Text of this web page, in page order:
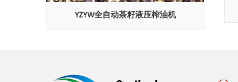
YZYW全自动茶籽液压榨油机